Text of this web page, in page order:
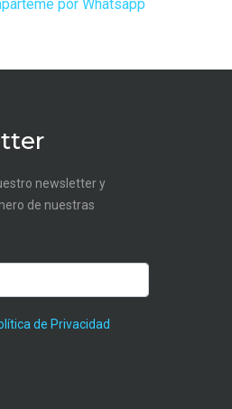
newsletter y
de nuestras
de Privacidad